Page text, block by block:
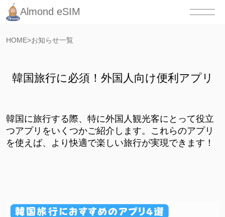
Almond eSIM
HOME>お知らせ一覧
韓国旅行に必須！外国人向け便利アプリ
韓国に旅行する際、特に外国人観光客にとって役立
つアプリをいくつかご紹介します。これらのアプリ
を使えば、より快適で楽しい旅行が実現できます！